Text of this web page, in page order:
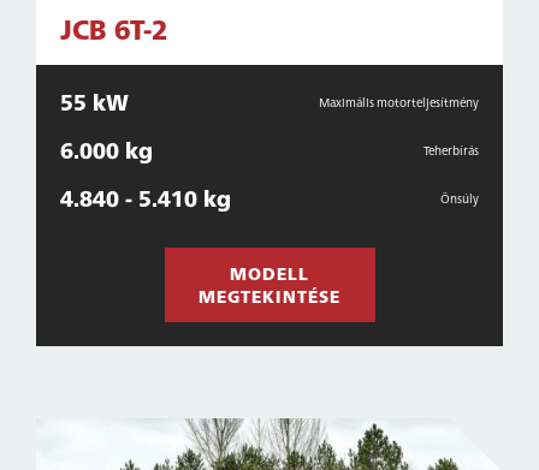
JCB 6T-2
55 kW Maximális motorteljesítmény
6.000 kg Teherbírás
4.840 - 5.410 kg Önsúly
MODELL
MEGTEKINTÉSE